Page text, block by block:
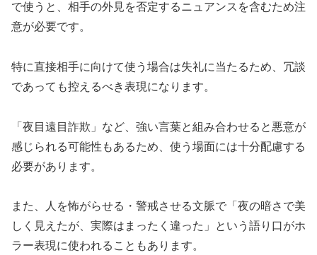
で使うと、相手の外見を否定するニュアンスを含むため注
意が必要です。
特に直接相手に向けて使う場合は失礼に当たるため、冗談
であっても控えるべき表現になります。
「夜目遠目詐欺」など、強い言葉と組み合わせると悪意が
感じられる可能性もあるため、使う場面には十分配慮する
必要があります。
また、人を怖がらせる・警戒させる文脈で「夜の暗さで美
しく見えたが、実際はまったく違った」という語り口がホ
ラー表現に使われることもあります。